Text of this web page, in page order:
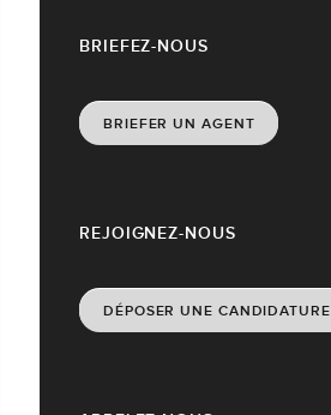
REJOIGNEZ-NOUS
DÉPOSER UNE CANDIDATURE
BRIEFEZ-NOUS
BRIEFER UN AGENT